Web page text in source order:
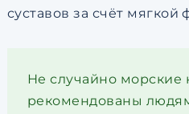
суставов за счёт мягкой
Не случайно морские
рекомендованы